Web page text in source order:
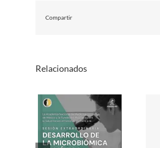
Compartir
Relacionados